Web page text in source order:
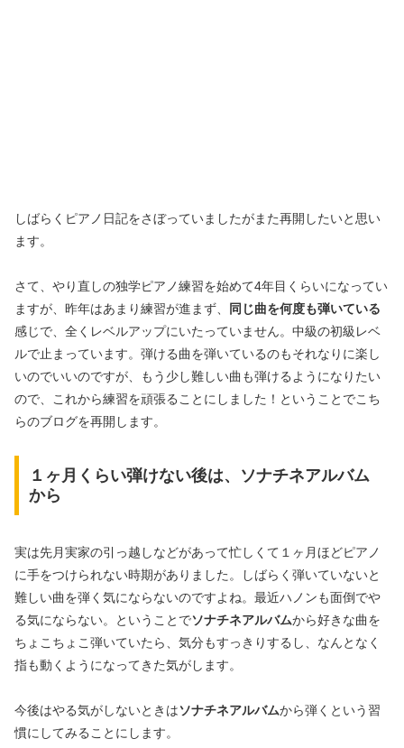
しばらくピアノ日記をさぼっていましたがまた再開したいと思い
ます。
さて、やり直しの独学ピアノ練習を始めて4年目くらいになってい
ますが、昨年はあまり練習が進まず、
同じ曲を何度も弾いている
感じで、全くレベルアップにいたっていません。中級の初級レベ
ルで止まっています。弾ける曲を弾いているのもそれなりに楽し
いのでいいのですが、もう少し難しい曲も弾けるようになりたい
ので、これから練習を頑張ることにしました！ということでこち
らのブログを再開します。
１ヶ月くらい弾けない後は、ソナチネアルバム
から
実は先月実家の引っ越しなどがあって忙しくて１ヶ月ほどピアノ
に手をつけられない時期がありました。しばらく弾いていないと
難しい曲を弾く気にならないのですよね。最近ハノンも面倒でや
る気にならない。ということでソナチネアルバムから好きな曲を
ちょこちょこ弾いていたら、気分もすっきりするし、なんとなく
指も動くようになってきた気がします。
今後はやる気がしないときはソナチネアルバムから弾くという習
慣にしてみることにします。